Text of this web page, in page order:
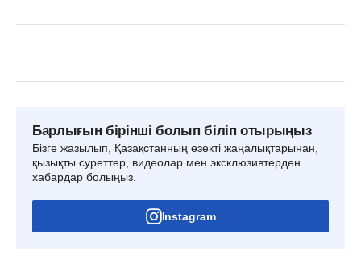
Барлығын бірінші болып біліп отырыңыз
Бізге жазылып, Қазақстанның өзекті жаңалықтарынан,
қызықты суреттер, видеолар мен эксклюзивтерден
хабардар болыңыз.
Instagram